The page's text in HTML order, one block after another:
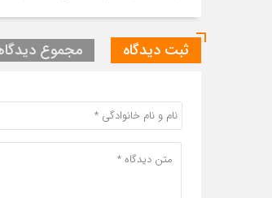
ثبت دیدگاه مجموع